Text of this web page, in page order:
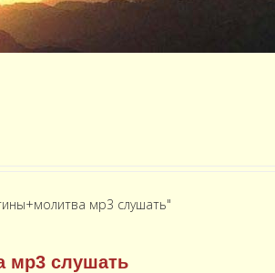
мр3 слушать"
мр3 слушать